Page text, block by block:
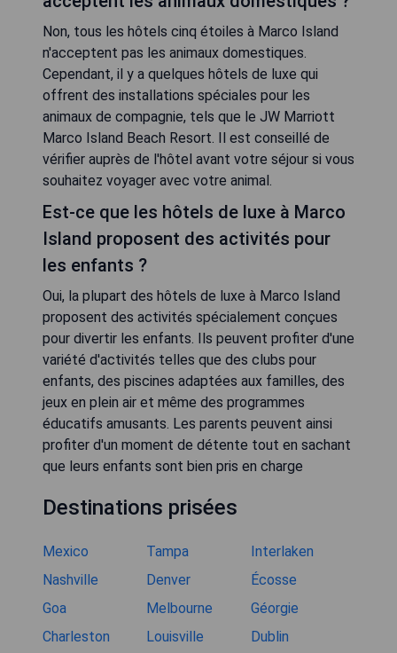
Non, tous les hôtels cinq étoiles à Marco Island
n'acceptent pas les animaux domestiques.
Cependant, il y a quelques hôtels de luxe qui
offrent des installations spéciales pour les
animaux de compagnie, tels que le JW Marriott
Marco Island Beach Resort. Il est conseillé de
vérifier auprès de l'hôtel avant votre séjour si vous
souhaitez voyager avec votre animal.
Est-ce que les hôtels de luxe à Marco
Island proposent des activités pour
les enfants ?
Oui, la plupart des hôtels de luxe à Marco Island
proposent des activités spécialement conçues
pour divertir les enfants. Ils peuvent profiter d'une
variété d'activités telles que des clubs pour
enfants, des piscines adaptées aux familles, des
jeux en plein air et même des programmes
éducatifs amusants. Les parents peuvent ainsi
profiter d'un moment de détente tout en sachant
que leurs enfants sont bien pris en charge
Destinations prisées
Mexico Tampa
Interlaken
Nashville
Denver
Écosse
Goa
Melbourne
Géorgie
Charleston
Louisville Dublin